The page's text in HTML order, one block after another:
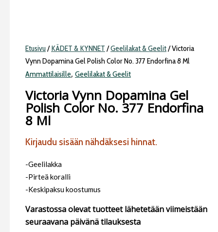
Etusivu/KÄDET & KYNNET /Geelilakat & Geelit/ Victoria
Vynn Dopamina Gel Polish Color No. 377 Endorfina 8 Ml
Ammattilaisille, Geelilakat & Geelit
Victoria Vynn Dopamina Gel
Polish Color No. 377 Endorfina
8 Ml
Kirjaudu sisään nähdäksesi hinnat.
-Geelilakka
-Pirteä koralli
-Keskipaksu koostumus
Varastossa olevat tuotteet lähetetään viimeistään
seuraavana päivänä tilauksesta